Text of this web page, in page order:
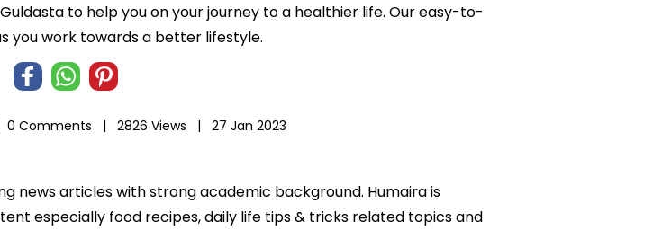
to help you on your journey to a healthier life. Our easy-to-
you work towards a better lifestyle.
0 Comments | 2826 Views | 27 Jan 2023
news articles with strong academic background. Humaira is
especially food recipes, daily life tips & tricks related topics and